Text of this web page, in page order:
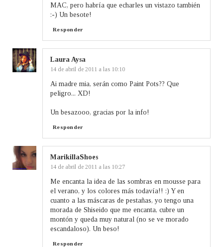
MAC, pero habría que echarles un vistazo también
:-) Un besote!
Responder
Laura Aysa
14 de abril de 2011 a las 10:10
Ai madre mia, serán como Paint Pots?? Que
peligro... XD!
Un besazooo, gracias por la info!
Responder
MarikillaShoes
14 de abril de 2011 a las 10:27
Me encanta la idea de las sombras en mousse para
el verano, y los colores más todavía!! :) Y en
cuanto a las máscaras de pestañas, yo tengo una
morada de Shiseido que me encanta, cubre un
montón y queda muy natural (no se ve morado
escandaloso). Un beso!
Responder